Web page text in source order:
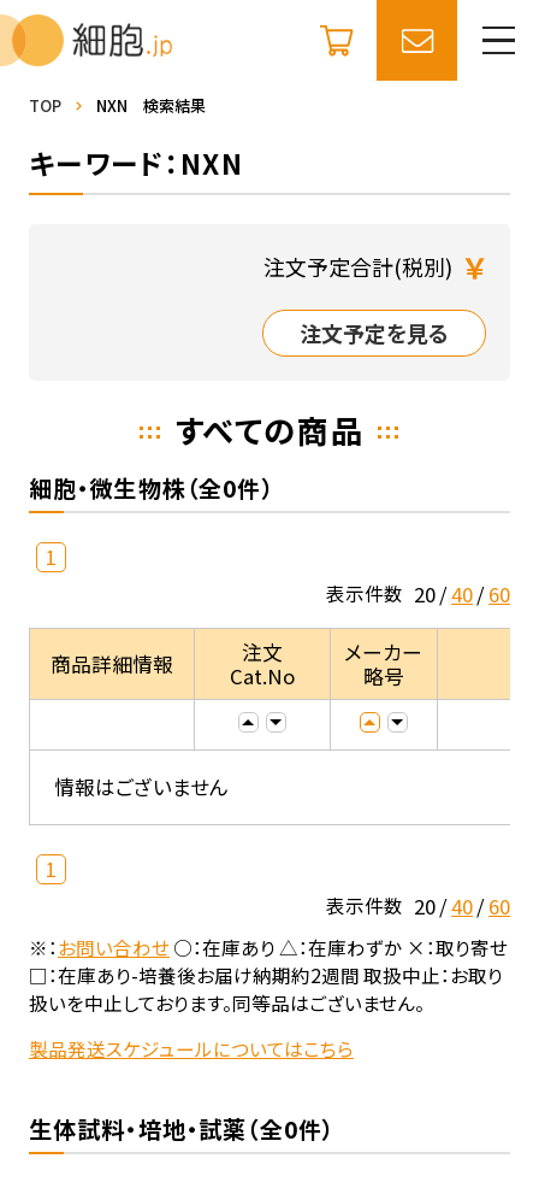
TOP NXN 検索結果
キーワード：NXN
注文予定合計(税別) ￥
注文予定を見る
すべての商品
細胞・微生物株（全0件）
1
表示件数 20 40 60
商品詳細情報
注文
Cat.No
メーカー
略号
情報はございません
1
表示件数 20 40 60
※：お問い合わせ○：在庫あり △：在庫わずか ×：取り寄せ
□：在庫あり-培養後お届け納期約2週間 取扱中止：お取り
扱いを中止しております。同等品はございません。
製品発送スケジュールについてはこちら
生体試料・培地・試薬（全0件）